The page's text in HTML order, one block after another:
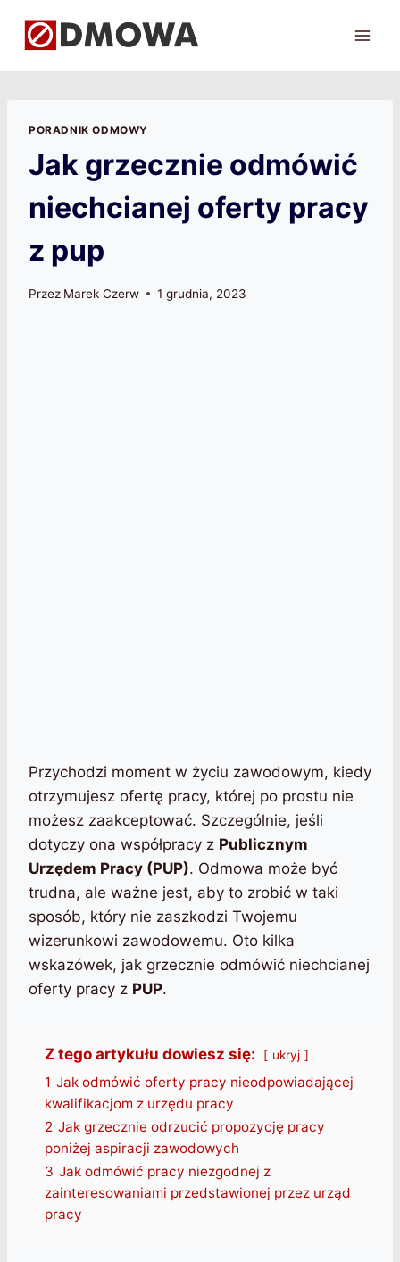
PORADNIK ODMOWY
Jak grzecznie odmówić
niechcianej oferty pracy
z pup
Przez Marek Czerw 1 grudnia, 2023
Przychodzi moment w życiu zawodowym, kiedy
otrzymujesz ofertę pracy, której po prostu nie
możesz zaakceptować. Szczególnie, jeśli
dotyczy ona współpracy z Publicznym
Urzędem Pracy (PUP). Odmowa może być
trudna, ale ważne jest, aby to zrobić w taki
sposób, który nie zaszkodzi Twojemu
wizerunkowi zawodowemu. Oto kilka
wskazówek, jak grzecznie odmówić niechcianej
oferty pracy z PUP.
Z tego artykułu dowiesz się: ukryj
1 Jak odmówić oferty pracy nieodpowiadającej
kwalifikacjom z urzędu pracy
2 Jak grzecznie odrzucić propozycję pracy
poniżej aspiracji zawodowych
3 Jak odmówić pracy niezgodnej z
zainteresowaniami przedstawionej przez urząd
pracy